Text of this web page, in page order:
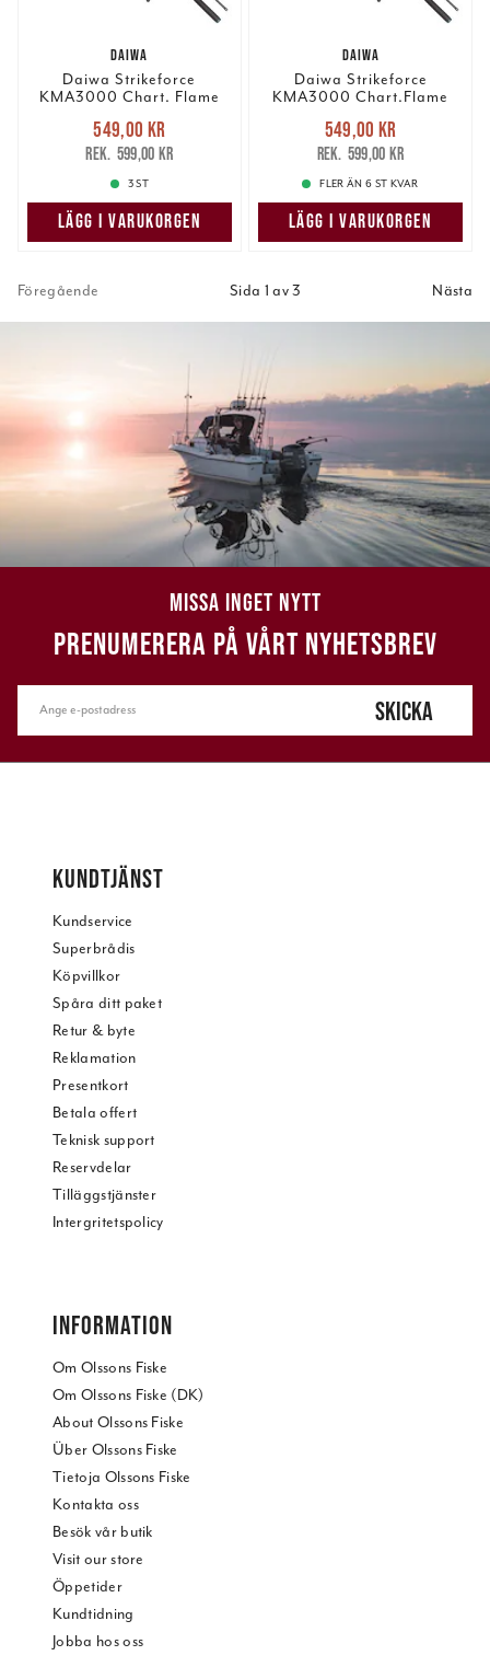
DAIWA
Daiwa Strikeforce
KMA3000 Chart. Flame
Nuvarande pris
549,00 krTidigare pris
599,00 kr
549,00 kr
599,00 kr
3 ST
LÄGG I VARUKORGEN
DAIWA
Daiwa Strikeforce
KMA3000 Chart.Flame
Nuvarande pris
549,00 krTidigare pris
599,00 kr
549,00 kr
599,00 kr
FLER ÄN 6 ST KVAR
LÄGG I VARUKORGEN
Föregående Sida 1 av 3 Nästa
MISSA INGET NYTT
PRENUMERERA PÅ VÅRT NYHETSBREV
SKICKA
KUNDTJÄNST
Kundservice
Superbrådis
Köpvillkor
Spåra ditt paket
Retur & byte
Reklamation
Presentkort
Betala offert
Teknisk support
Reservdelar
Tilläggstjänster
Intergritetspolicy
INFORMATION
Om Olssons Fiske
Om Olssons Fiske (DK)
About Olssons Fiske
Über Olssons Fiske
Tietoja Olssons Fiske
Kontakta oss
Besök vår butik
Visit our store
Öppetider
Kundtidning
Jobba hos oss